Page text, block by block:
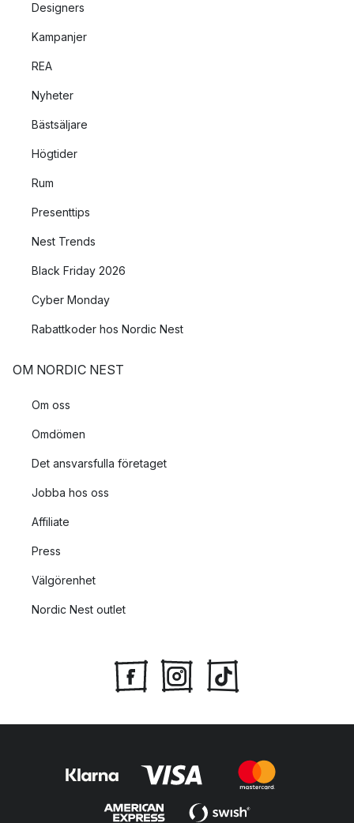
Designers
Kampanjer
REA
Nyheter
Bästsäljare
Högtider
Rum
Presenttips
Nest Trends
Black Friday 2026
Cyber Monday
Rabattkoder hos Nordic Nest
OM NORDIC NEST
Om oss
Omdömen
Det ansvarsfulla företaget
Jobba hos oss
Affiliate
Press
Välgörenhet
Nordic Nest outlet